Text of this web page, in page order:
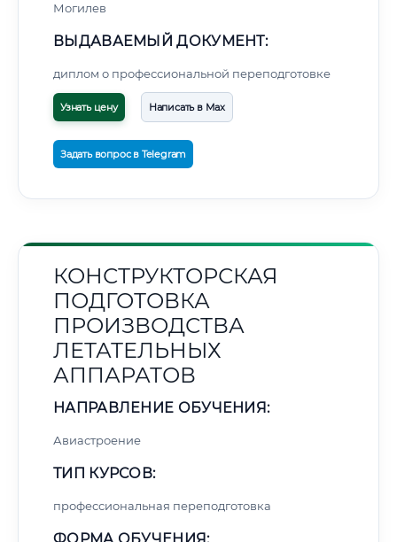
Могилев
ВЫДАВАЕМЫЙ ДОКУМЕНТ:
диплом о профессиональной переподготовке
Узнать цену Написать в Max
Задать вопрос в Telegram
КОНСТРУКТОРСКАЯ
ПОДГОТОВКА
ПРОИЗВОДСТВА
ЛЕТАТЕЛЬНЫХ
АППАРАТОВ
НАПРАВЛЕНИЕ ОБУЧЕНИЯ:
Авиастроение
ТИП КУРСОВ:
профессиональная переподготовка